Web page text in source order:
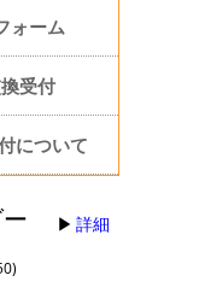
ォーム
受付
について
詳細